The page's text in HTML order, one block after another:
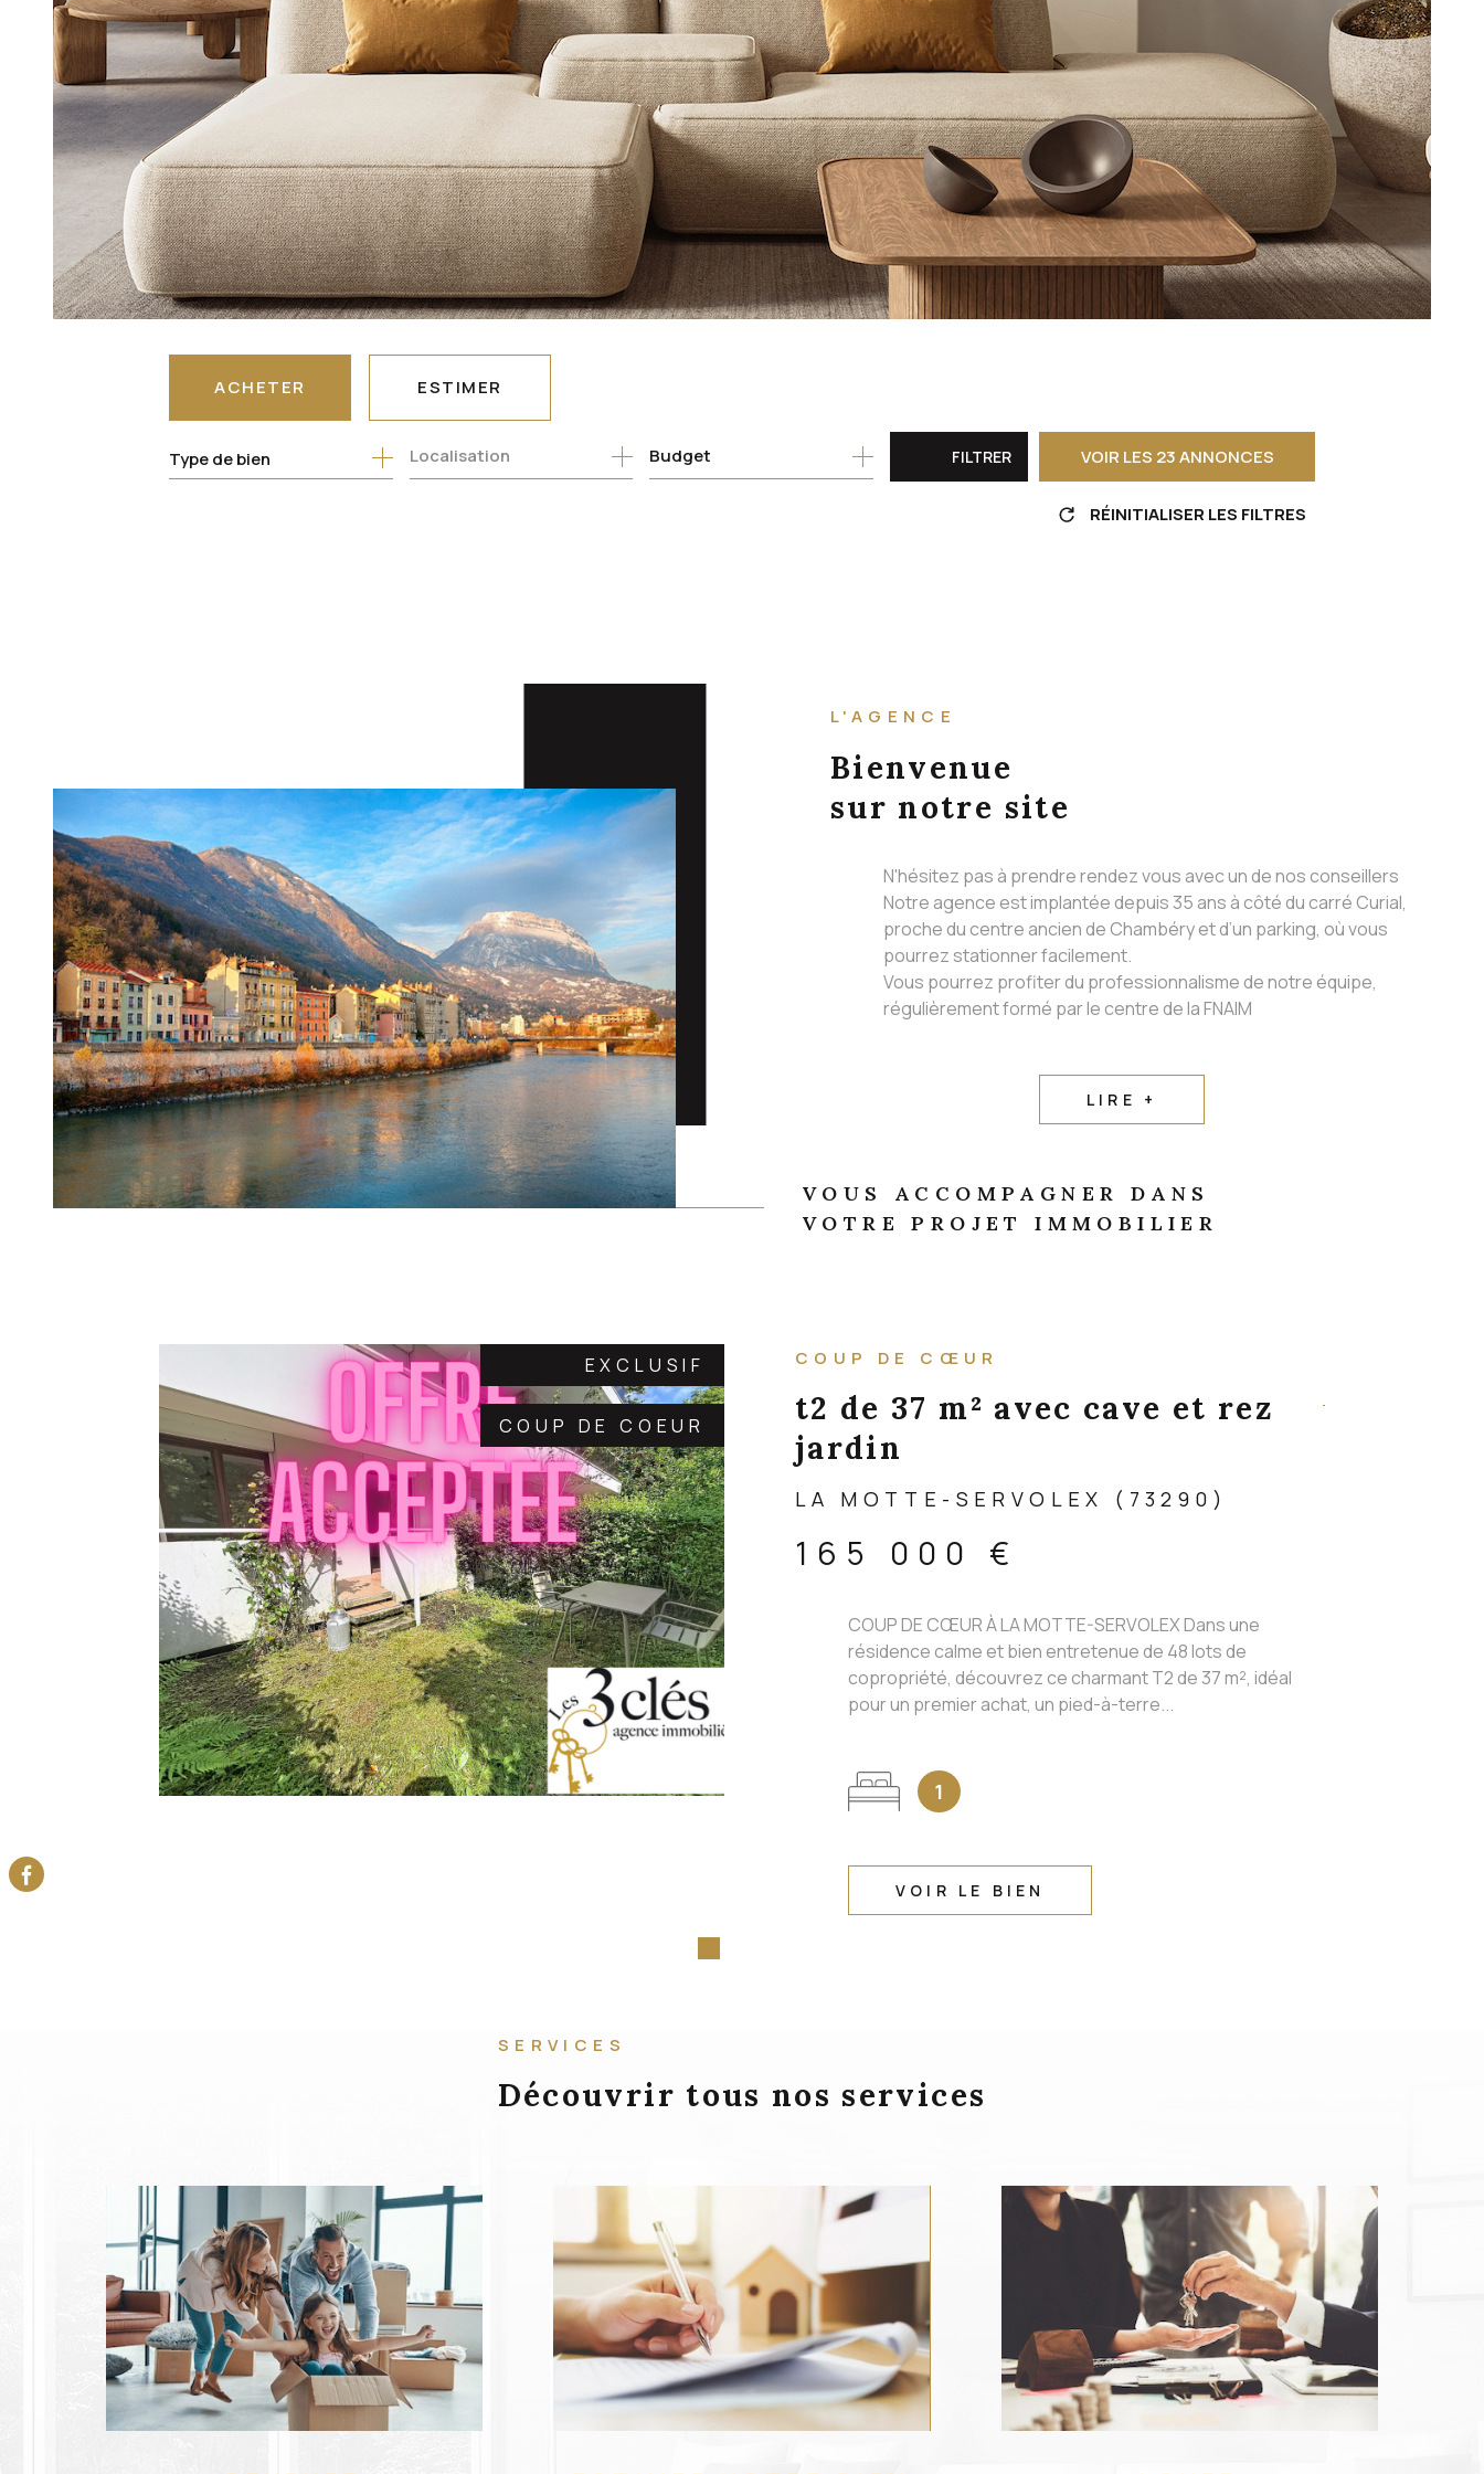
CONTACT
ACHETER
DE L'ANCIEN
ESTIMER
Type de bien Budget FILTRER VOIR LES 23ANNONCES
RÉINITIALISER LES FILTRES
L'AGENCE
Bienvenue
sur notre site
N'hésitez pas à prendre rendez vous avec un de nos conseillers
Notre agence est implantée depuis 35 ans à côté du carré Curial,
proche du centre ancien de Chambéry et d’un parking, où vous
pourrez stationner facilement.
Vous pourrez profiter du professionnalisme de notre équipe,
régulièrement formé par le centre de la FNAIM
LIRE +
VOUS ACCOMPAGNER DANS
VOTRE PROJET IMMOBILIER
EXCLUSIF
COUP DE COEUR
COUP DE CŒUR
t2 de 37 m² avec cave et rez
jardin
LA MOTTE-SERVOLEX (73290)
165 000 €
COUP DE CŒUR À LA MOTTE-SERVOLEX Dans une
résidence calme et bien entretenue de 48 lots de
copropriété, découvrez ce charmant T2 de 37 m², idéal
pour un premier achat, un pied-à-terre...
1
VOIR LE BIEN
SERVICES
Découvrir tous nos services